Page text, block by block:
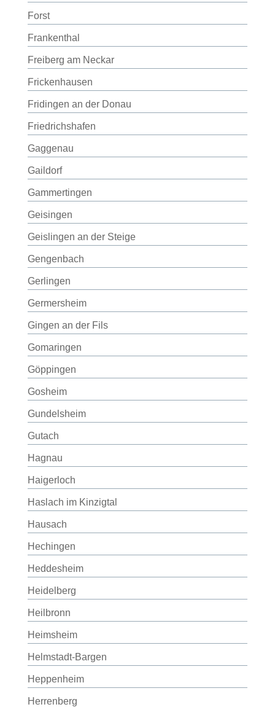
Forst
Frankenthal
Freiberg am Neckar
Frickenhausen
Fridingen an der Donau
Friedrichshafen
Gaggenau
Gaildorf
Gammertingen
Geisingen
Geislingen an der Steige
Gengenbach
Gerlingen
Germersheim
Gingen an der Fils
Gomaringen
Göppingen
Gosheim
Gundelsheim
Gutach
Hagnau
Haigerloch
Haslach im Kinzigtal
Hausach
Hechingen
Heddesheim
Heidelberg
Heilbronn
Heimsheim
Helmstadt-Bargen
Heppenheim
Herrenberg